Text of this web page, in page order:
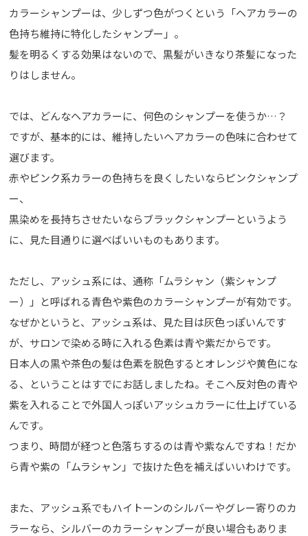
カラーシャンプーは、少しずつ色がつくという「ヘアカラーの
色持ち維持に特化したシャンプー」。
髪を明るくする効果はないので、黒髪がいきなり茶髪になった
りはしません。
では、どんなヘアカラーに、何色のシャンプーを使うか…？
ですが、基本的には、維持したいヘアカラーの色味に合わせて
選びます。
赤やピンク系カラーの色持ちを良くしたいならピンクシャンプ
ー、
黒染めを長持ちさせたいならブラックシャンプーというよう
に、見た目通りに選べばいいものもあります。
ただし、アッシュ系には、通称「ムラシャン（紫シャンプ
ー）」と呼ばれる青色や紫色のカラーシャンプーが有効です。
なぜかというと、アッシュ系は、見た目は灰色っぽいんです
が、サロンで染める時に入れる色素は青や紫だからです。
日本人の黒や茶色の髪は色素を脱色するとオレンジや黄色にな
る、ということはすでにお話しましたね。そこへ反対色の青や
紫を入れることで外国人っぽいアッシュカラーに仕上げている
んです。
つまり、時間が経つと色落ちするのは青や紫なんですね！だか
ら青や紫の「ムラシャン」で抜けた色を補えばいいわけです。
また、アッシュ系でもハイトーンのシルバーやグレー寄りのカ
ラーなら、シルバーのカラーシャンプーが良い場合もありま